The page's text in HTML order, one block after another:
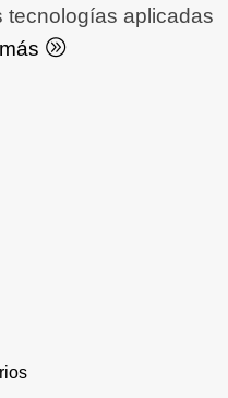
tecnologías aplicadas
más